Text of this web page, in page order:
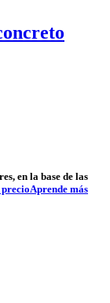
en la base de las
Aprende más